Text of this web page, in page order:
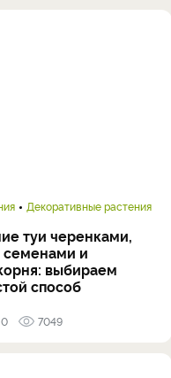
Декоративные растения
туи черенками,
семенами и
выбираем
способ
0 7049